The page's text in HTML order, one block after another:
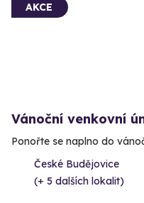
AKCE
Vánoční venkovní
Ponořte se naplno do
České Budějovice
(+ 5 dalších lokalit)